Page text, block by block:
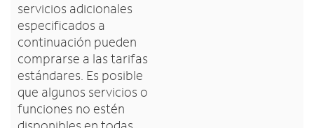
servicios adicionales
especificados a
continuación pueden
comprarse a las tarifas
estándares. Es posible
que algunos servicios o
funciones no estén